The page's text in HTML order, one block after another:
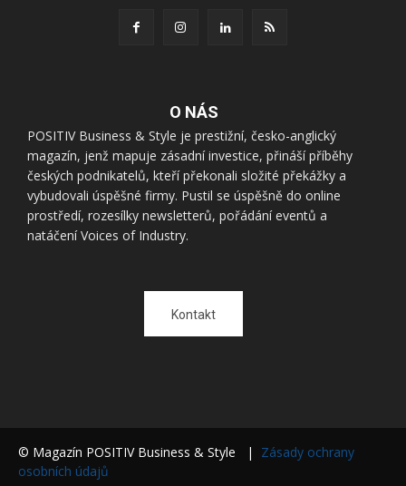
O NÁS
POSITIV Business & Style je prestižní, česko-anglický
magazín, jenž mapuje zásadní investice, přináší příběhy
českých podnikatelů, kteří překonali složité překážky a
vybudovali úspěšné firmy. Pustil se úspěšně do online
prostředí, rozesílky newsletterů, pořádání eventů a
natáčení Voices of Industry.
Kontakt
© Magazín POSITIV Business & Style | Zásady ochrany
osobních údajů